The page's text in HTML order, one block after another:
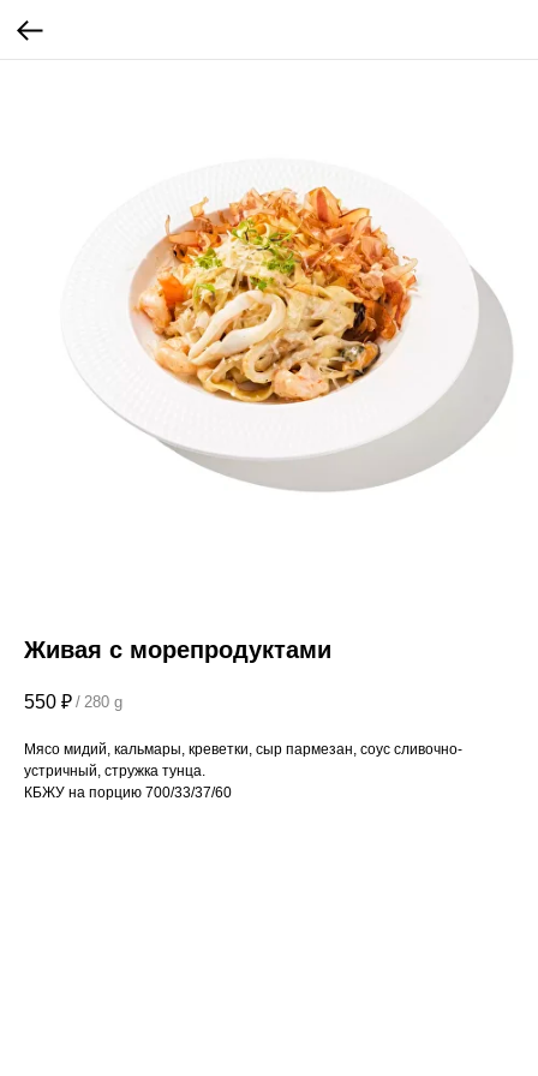
Живая с морепродуктами
550 ₽ / 280 g
Мясо мидий, кальмары, креветки, сыр пармезан, соус сливочно-
устричный, стружка тунца.
КБЖУ на порцию 700/33/37/60